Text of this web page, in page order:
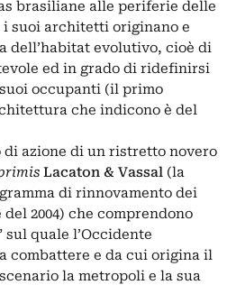
brasiliane alle periferie delle
i suoi architetti originano e
dell’habitat evolutivo, cioè di
ed in grado di ridefinirsi
occupanti (il primo
che indicono è del
di azione di un ristretto novero
Lacaton & Vassal (la
di rinnovamento dei
del 2004) che comprendono
quale l’Occidente
combattere e da cui origina il
la metropoli e la sua